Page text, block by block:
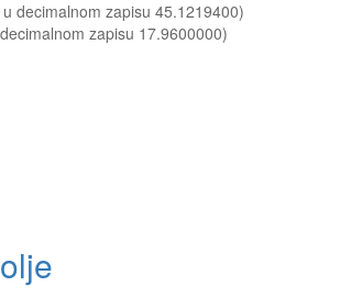
decimalnom zapisu 45.1219400)
zapisu 17.9600000)